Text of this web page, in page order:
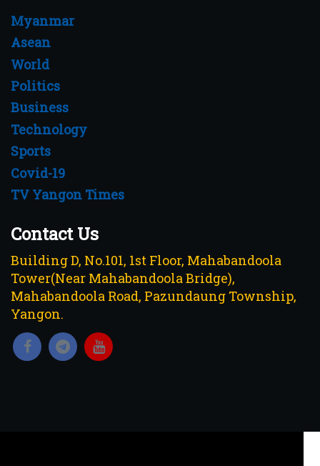
Myanmar
Asean
World
Politics
Business
Technology
Sports
Covid-19
TV Yangon Times
Contact Us
Building D, No.101, 1st Floor, Mahabandoola
Tower(Near Mahabandoola Bridge),
Mahabandoola Road, Pazundaung Township,
Yangon.